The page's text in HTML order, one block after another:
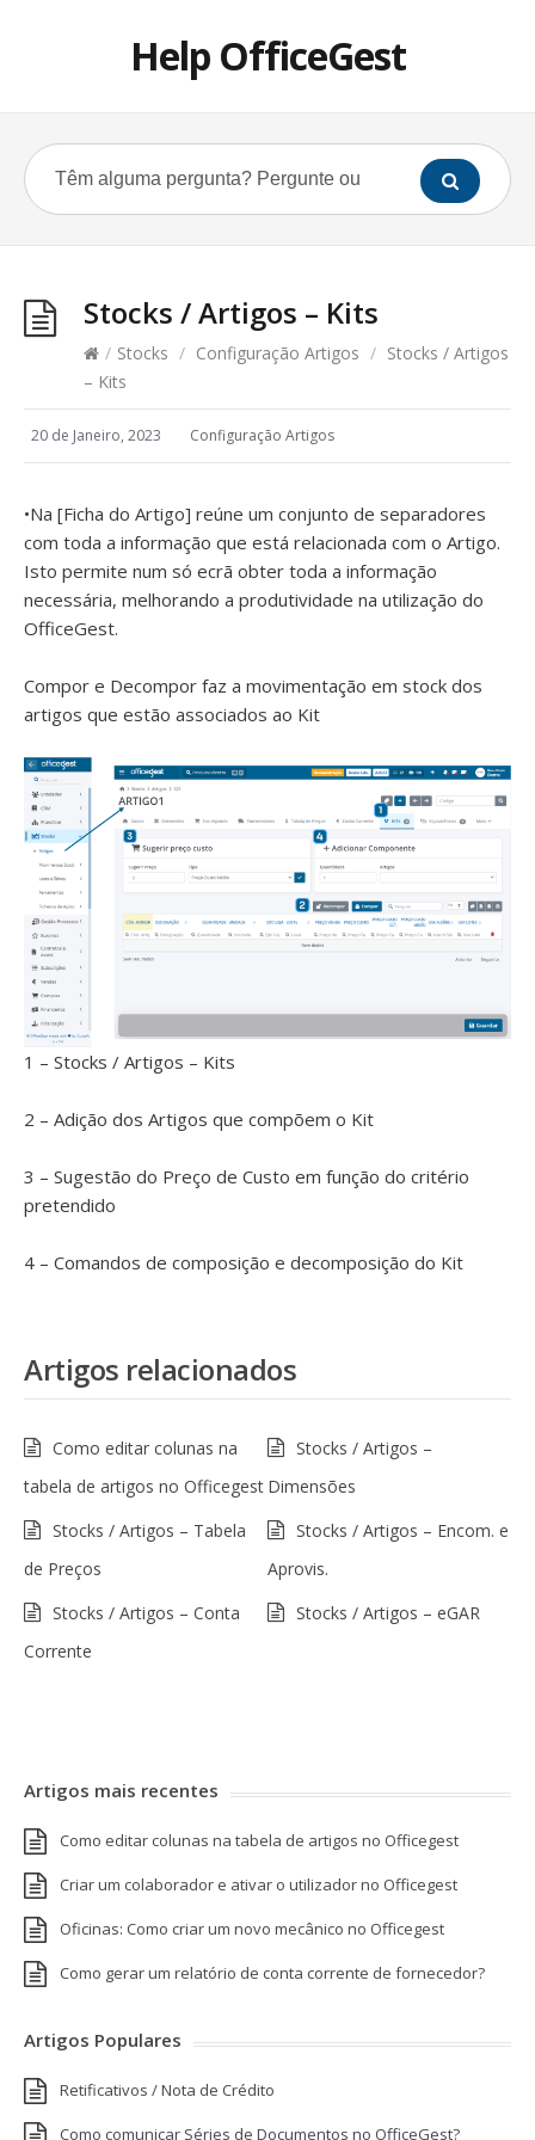
Help OfficeGest
Stocks / Artigos – Kits
/ Stocks / Configuração Artigos / Stocks / Artigos
– Kits
20 de Janeiro, 2023 Configuração Artigos
•Na [Ficha do Artigo] reúne um conjunto de separadores
com toda a informação que está relacionada com o Artigo.
Isto permite num só ecrã obter toda a informação
necessária, melhorando a produtividade na utilização do
OfficeGest.
Compor e Decompor faz a movimentação em stock dos
artigos que estão associados ao Kit
1 – Stocks / Artigos – Kits
2 – Adição dos Artigos que compõem o Kit
3 – Sugestão do Preço de Custo em função do critério
pretendido
4 – Comandos de composição e decomposição do Kit
Artigos relacionados
Como editar colunas na
tabela de artigos no Officegest
Stocks / Artigos –
Dimensões
Stocks / Artigos – Tabela
de Preços
Stocks / Artigos – Encom. e
Aprovis.
Stocks / Artigos – Conta
Corrente
Stocks / Artigos – eGAR
Artigos mais recentes
Como editar colunas na tabela de artigos no Officegest
Criar um colaborador e ativar o utilizador no Officegest
Oficinas: Como criar um novo mecânico no Officegest
Como gerar um relatório de conta corrente de fornecedor?
Artigos Populares
Retificativos / Nota de Crédito
Como comunicar Séries de Documentos no OfficeGest?